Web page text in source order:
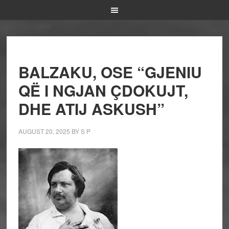
BALZAKU, OSE “GJENIU
QË I NGJAN ÇDOKUJT,
DHE ATIJ ASKUSH”
AUGUST 20, 2025 BYS P